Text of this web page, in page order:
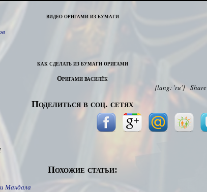
видео оригами из бумаги
как сделать из бумаги оригами
Оригами василёк
Share
{lang: 'ru'}
Поделиться в соц. сетях
Похожие статьи:
Мандала